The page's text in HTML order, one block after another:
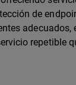
de
adecuados,
repetible